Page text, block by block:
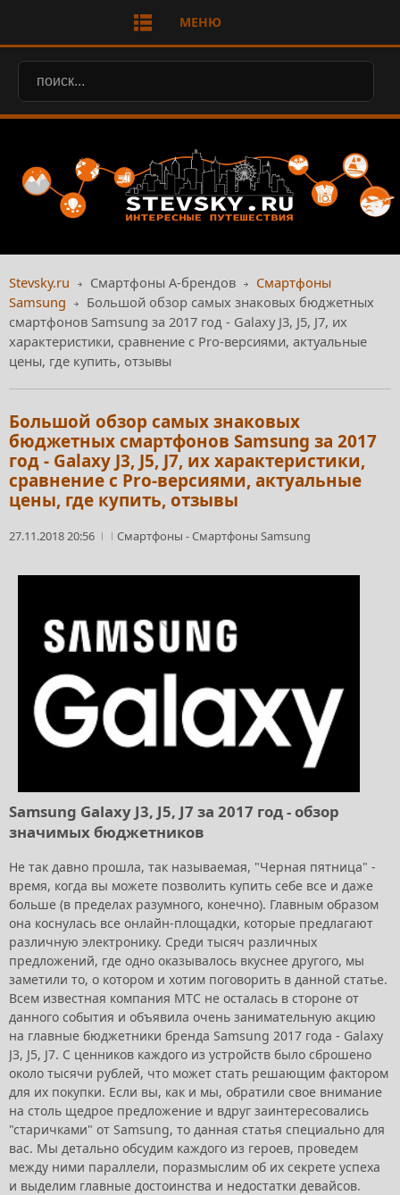
МЕНЮ
Stevsky.ru Смартфоны А-брендов
Смартфоны
Samsung
Большой обзор самых знаковых бюджетных
смартфонов Samsung за 2017 год - Galaxy J3, J5, J7, их
характеристики, сравнение с Pro-версиями, актуальные
цены, где купить, отзывы
Большой обзор самых знаковых
бюджетных смартфонов Samsung за 2017
год - Galaxy J3, J5, J7, их характеристики,
сравнение с Pro-версиями, актуальные
цены, где купить, отзывы
27.11.2018 20:56 Смартфоны -Смартфоны Samsung
Samsung Galaxy J3, J5, J7 за 2017 год - обзор
значимых бюджетников
Не так давно прошла, так называемая, "Черная пятница" -
время, когда вы можете позволить купить себе все и даже
больше (в пределах разумного, конечно). Главным образом
она коснулась все онлайн-площадки, которые предлагают
различную электронику. Среди тысяч различных
предложений, где одно оказывалось вкуснее другого, мы
заметили то, о котором и хотим поговорить в данной статье.
Всем известная компания МТС не осталась в стороне от
данного события и объявила очень занимательную акцию
на главные бюджетники бренда Samsung 2017 года - Galaxy
J3, J5, J7. С ценников каждого из устройств было сброшено
около тысячи рублей, что может стать решающим фактором
для их покупки. Если вы, как и мы, обратили свое внимание
на столь щедрое предложение и вдруг заинтересовались
"старичками" от Samsung, то данная статья специально для
вас. Мы детально обсудим каждого из героев, проведем
между ними параллели, поразмыслим об их секрете успеха
и выделим главные достоинства и недостатки девайсов.